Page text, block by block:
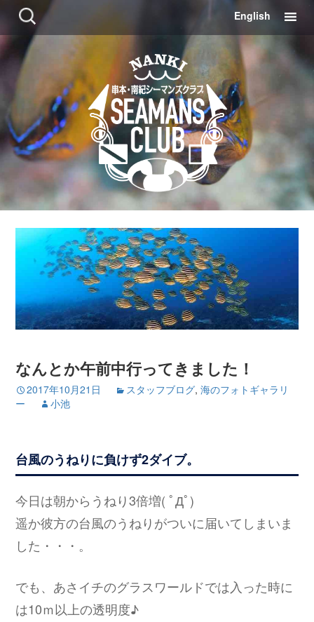
検
索:
コ
ン
ツ
に
English
なんとか午前中行ってきました！
2017年10月21日 スタッフブログ,海のフォトギャラリ
ー
小池
台風のうねりに負けず2ダイブ。
今日は朝からうねり3倍増( ﾟДﾟ)
遥か彼方の台風のうねりがついに届いてしまいま
した・・・。
でも、あさイチのグラスワールドでは入った時に
は10ｍ以上の透明度♪